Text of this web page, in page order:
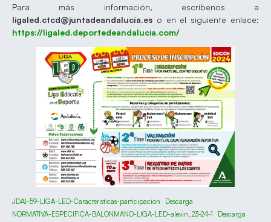
Para más información, escríbenos a
ligaled.ctcd@juntadeandalucía.es o en el siguiente enlace:
https://ligaled.deportedeandalucia.com/
JDAI-59-LIGA-LED-Caracteristicas-participacion
Descarga
NORMATIVA-ESPECIFICA-BALONMANO-LIGA-LED-alevin_23-24-1
Descarga